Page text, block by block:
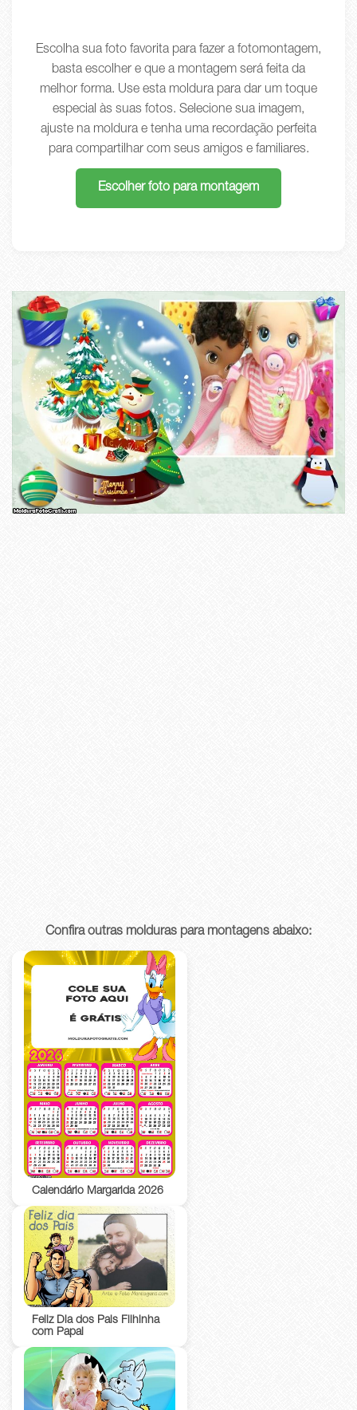
Escolha sua foto favorita para fazer a fotomontagem,
basta escolher e que a montagem será feita da
melhor forma. Use esta moldura para dar um toque
especial às suas fotos. Selecione sua imagem,
ajuste na moldura e tenha uma recordação perfeita
para compartilhar com seus amigos e familiares.
Escolher foto para montagem
Confira outras molduras para montagens abaixo:
Calendário Margarida 2026
Feliz Dia dos Pais Filhinha
com Papai